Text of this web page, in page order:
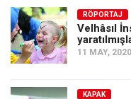
RÖPORTAJ
Velhâsıl
11 MAY, 2020
KAPAK